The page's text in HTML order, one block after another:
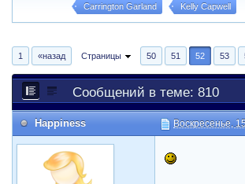
Carrington Garland Kelly Capwell
1 «назад Страницы 50 51 52 53
Сообщений в теме: 810
Happiness Воскресенье,